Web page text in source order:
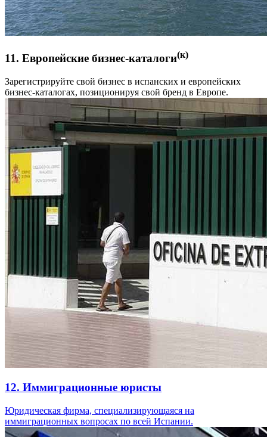
11. Европейские бизнес-каталоги(к)
Зарегистрируйте свой бизнес в испанских и европейских
бизнес-каталогах, позиционируя свой бренд в Европе.
12. Иммиграционные юристы
Юридическая фирма, специализирующаяся на
иммиграционных вопросах по всей Испании.